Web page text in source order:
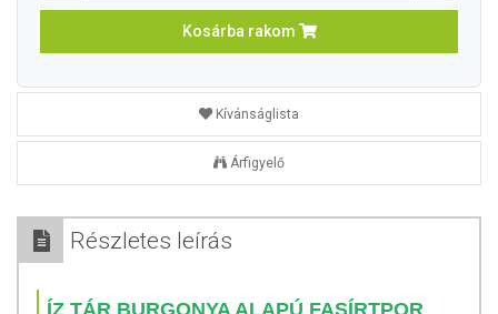
Kosárba rakom
Kívánságlista
Árfigyelő
Részletes leírás
ÍZ TÁR BURGONYA ALAPÚ FASÍRTPOR